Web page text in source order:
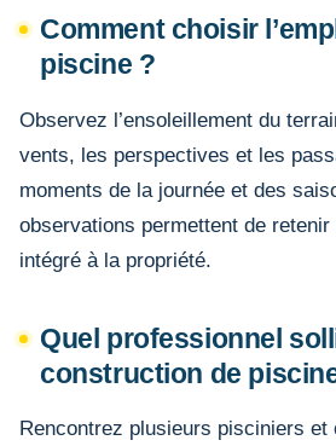
Comment choisir
piscine ?
Observez l’ensoleillement du
vents, les perspectives et les
moments de la journée et des
observations permettent de
intégré à la propriété.
Quel professionnel
construction de
Rencontrez plusieurs pisciniers et